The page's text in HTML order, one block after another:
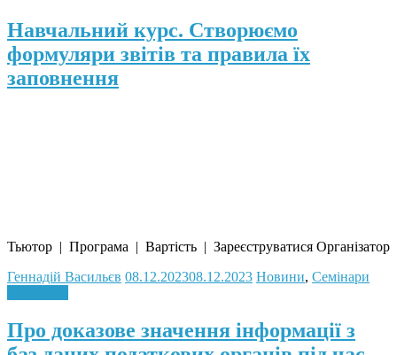
Навчальний курс. Створюємо
формуляри звітів та правила їх
заповнення
Тьютор | Програма | Вартість | Зареєструватися Організатор
Геннадій Васильєв 08.12.202308.12.2023 Новини, Семінари
Про доказове значення інформації з